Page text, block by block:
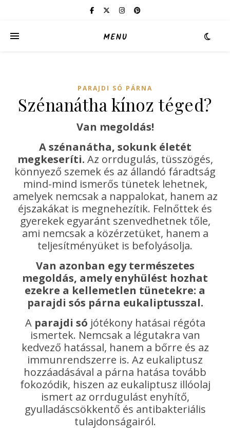
MENU
PARAJDI SÓ PÁRNA
Szénanátha kínoz téged?
Van megoldás!
A szénanátha, sokunk életét
megkeseríti. Az orrdugulás, tüsszögés,
könnyező szemek és az állandó fáradtság
mind-mind ismerős tünetek lehetnek,
amelyek nemcsak a nappalokat, hanem az
éjszakákat is megnehezítik. Felnőttek és
gyerekek egyaránt szenvedhetnek tőle,
ami nemcsak a közérzetüket, hanem a
teljesítményüket is befolyásolja.
Van azonban egy természetes
megoldás, amely enyhülést hozhat
ezekre a kellemetlen tünetekre: a
parajdi sós párna eukaliptusszal.
A parajdi só jótékony hatásai régóta
ismertek. Nemcsak a légutakra van
kedvező hatással, hanem a bőrre és az
immunrendszerre is. Az eukaliptusz
hozzáadásával a párna hatása tovább
fokozódik, hiszen az eukaliptusz illóolaj
ismert az orrdugulást enyhítő,
gyulladáscsökkentő és antibakteriális
tulajdonságairól.